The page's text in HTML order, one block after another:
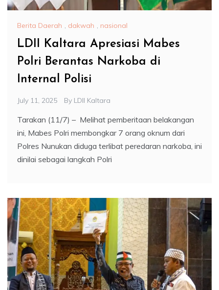
Berita Daerah , dakwah , nasional
LDII Kaltara Apresiasi Mabes
Polri Berantas Narkoba di
Internal Polisi
July 11, 2025 By LDII Kaltara
Tarakan (11/7) – Melihat pemberitaan belakangan
ini, Mabes Polri membongkar 7 orang oknum dari
Polres Nunukan diduga terlibat peredaran narkoba, ini
dinilai sebagai langkah Polri